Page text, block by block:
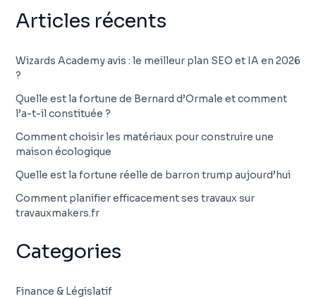
Articles récents
Wizards Academy avis : le meilleur plan SEO et IA en 2026
?
Quelle est la fortune de Bernard d’Ormale et comment
l’a-t-il constituée ?
Comment choisir les matériaux pour construire une
maison écologique
Quelle est la fortune réelle de barron trump aujourd’hui
Comment planifier efficacement ses travaux sur
travauxmakers.fr
Categories
Finance & Législatif